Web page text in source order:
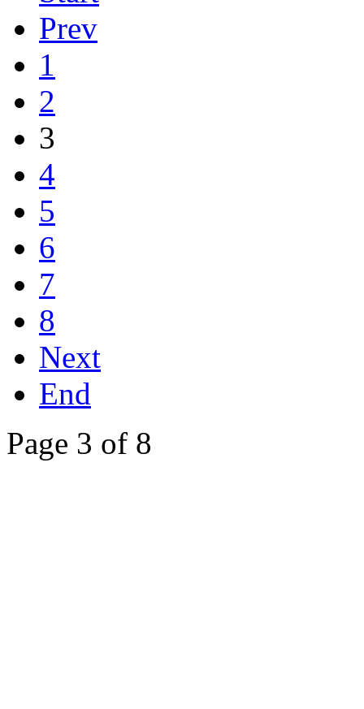
Prev
1
2
3
4
5
6
7
8
Next
End
Page 3 of 8